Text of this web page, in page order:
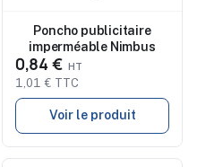
Poncho publicitaire
imperméable Nimbus
0,84 €
1,01 € TTC
Voir le produit